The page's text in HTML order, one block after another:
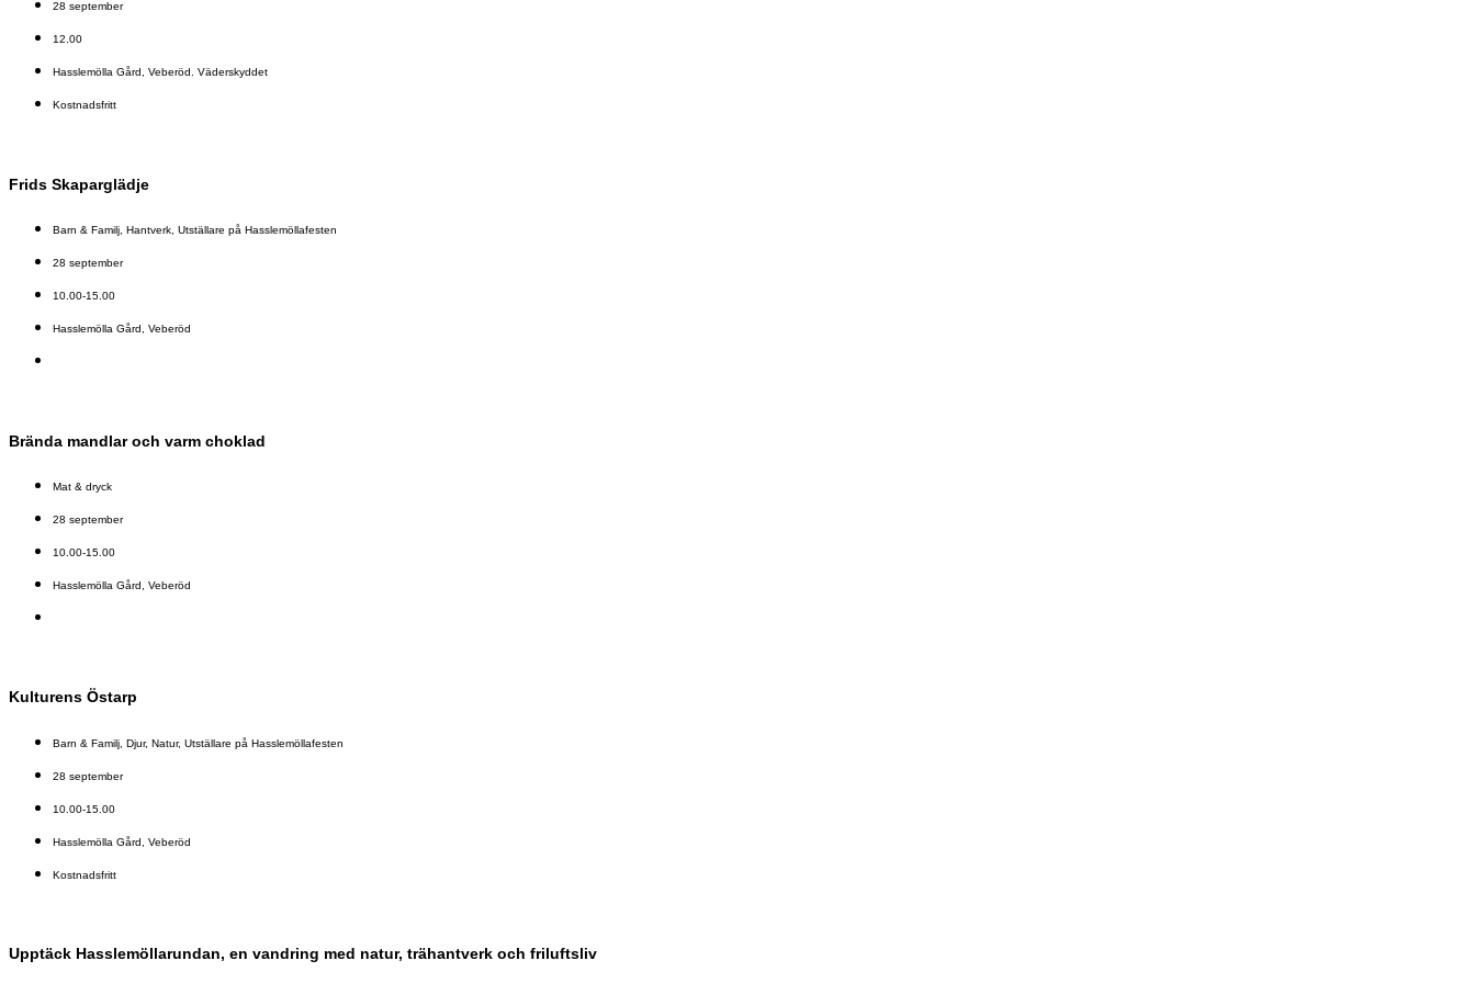
28 september
12.00
Hasslemölla Gård, Veberöd. Väderskyddet
Kostnadsfritt
Frids Skaparglädje
Barn & Familj Hantverk Utställare på Hasslemöllafesten
28 september
10.00-15.00
Hasslemölla Gård, Veberöd
Brända mandlar och varm choklad
Mat & dryck
28 september
10.00-15.00
Hasslemölla Gård, Veberöd
Kulturens Östarp
Barn & Familj Djur, Natur, Utställare på Hasslemöllafesten
28 september
10.00-15.00
Hasslemölla Gård, Veberöd
Kostnadsfritt
Upptäck Hasslemöllarundan, en vandring med natur, trähantverk och friluftsliv